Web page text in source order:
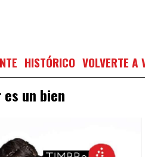
HISTÓRICO VOLVERTE A
es un bien